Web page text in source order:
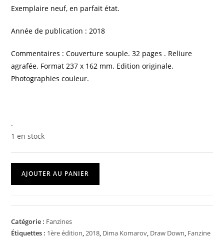
Exemplaire neuf, en parfait état.
Année de publication : 2018
Commentaires : Couverture souple. 32 pages . Reliure
agrafée. Format 237 x 162 mm. Edition originale.
Photographies couleur.
.
1 en stock
AJOUTER AU PANIER
Catégorie : Fanzines
Étiquettes : 1ère édition,2018, Dima Komarov, Draw Down, Fanzine